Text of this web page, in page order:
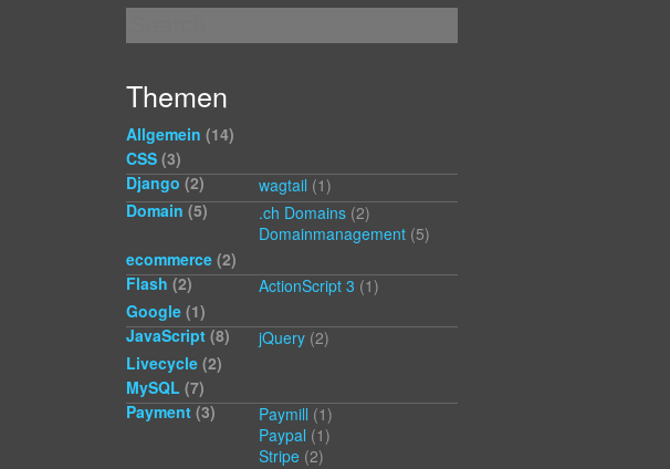
Themen
Allgemein (14)
CSS (3)
Django (2) wagtail (1)
Domain (5) .ch Domains (2)
Domainmanagement (5)
ecommerce (2)
Flash (2) ActionScript 3 (1)
Google (1)
JavaScript (8) jQuery (2)
Livecycle (2)
MySQL (7)
Payment (3) Paymill (1)
Paypal (1)
Stripe (2)